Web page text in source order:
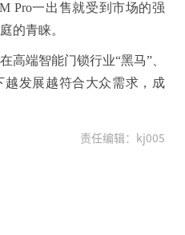
Pro一出售就受到市场的强
的青睐。
高端智能门锁行业“黑马”、
发展越符合大众需求，成
责任编辑：kj005